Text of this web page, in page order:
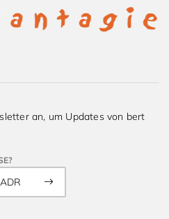
an, um Updates von bert